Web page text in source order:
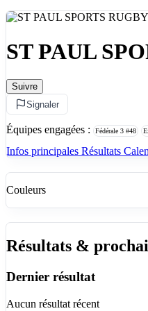
ST PAUL
Suivre
Signaler
Équipes engagées : Fédérale 3 #48
Infos principales Résultats
Couleurs
Résultats &
Dernier résultat
Aucun résultat récent